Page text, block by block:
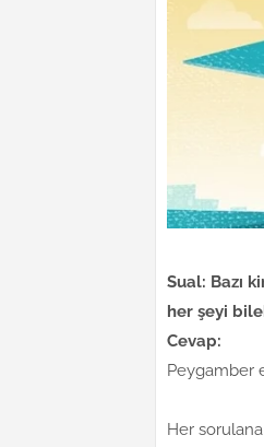
Sual: Bazı
her şeyi
Cevap:
Peygamber
Her